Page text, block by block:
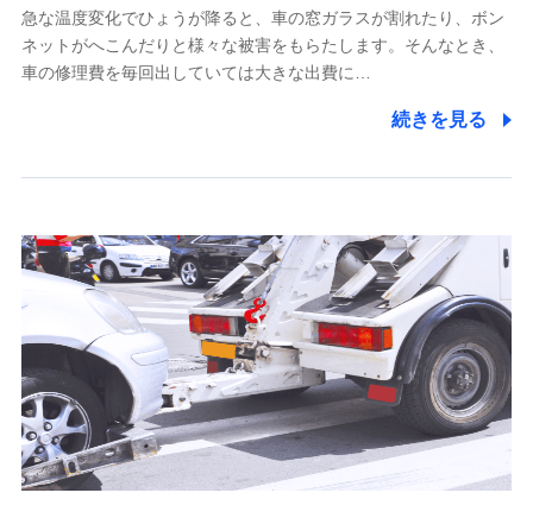
上記に係る連絡・手続き・管理等付帯業務を行うため
5.通話録音にて取得する情報
7.社員（従業者）の個人情報
人事･勤怠･健康・労務等の管理、給与支給、福利厚生・採用
退職関連処理等の各種手続きのため、当社と従業員または従
業員同士の連絡のため
8.取引先個人情報
取引先としての選定業務、営業情報の提供業務、契約締結手
続き業務、取引管理業務、およびこれらに準ずる業務の遂行
のため
急な温度変化でひょうが降ると、車の窓ガラスが割れたり、ボン
ネットがへこんだりと様々な被害をもらたします。そんなとき、
車の修理費を毎回出していては大きな出費に…
続きを見る